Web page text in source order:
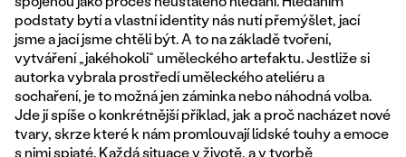
podstaty bytí a vlastní identity nás nutí přemýšlet, jací
jsme a jací jsme chtěli být. A to na základě tvoření,
vytváření „jakéhokoli“ uměleckého artefaktu. Jestliže si
autorka vybrala prostředí uměleckého ateliéru a
sochaření, je to možná jen záminka nebo náhodná volba.
Jde jí spíše o konkrétnější příklad, jak a proč nacházet nové
tvary, skrze které k nám promlouvají lidské touhy a emoce
s nimi spjaté. Každá situace v životě, a v tvorbě